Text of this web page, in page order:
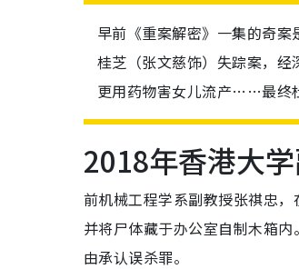
早前《重案解密》一集的奇
桂芝（张文慈饰）失踪案，经
更用药物害女儿流产……最终
2018年香港大
前机械工程学系副教授张祺忠
并将尸体藏于办公室自制木箱
由承认误杀罪。